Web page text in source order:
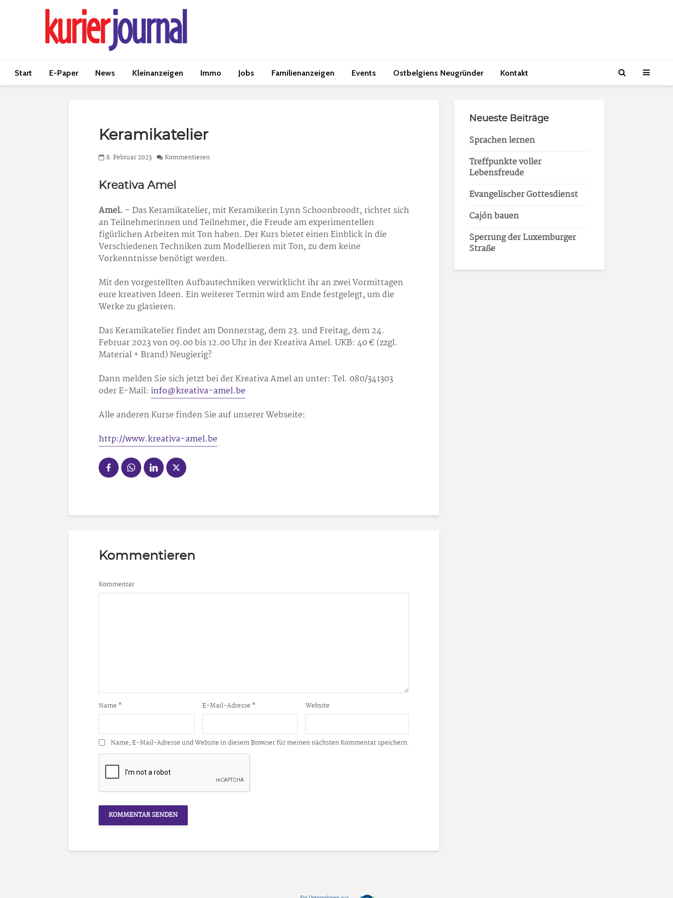
Start E-Paper News Kleinanzeigen Immo Jobs Familienanzeigen Events Ostbelgiens Neugründer Kontakt
Keramikatelier
8. Februar 2023 Kommentieren
Kreativa Amel
Amel. – Das Keramikatelier, mit Keramikerin Lynn Schoonbroodt, richtet sich
an Teilnehmerinnen und Teilnehmer, die Freude am experimentellen
figürlichen Arbeiten mit Ton haben. Der Kurs bietet einen Einblick in die
Verschiedenen Techniken zum Modellieren mit Ton, zu dem keine
Vorkenntnisse benötigt werden.
Mit den vorgestellten Aufbautechniken verwirklicht ihr an zwei Vormittagen
eure kreativen Ideen. Ein weiterer Termin wird am Ende festgelegt, um die
Werke zu glasieren.
Das Keramikatelier findet am Donnerstag, dem 23. und Freitag, dem 24.
Februar 2023 von 09.00 bis 12.00 Uhr in der Kreativa Amel. UKB: 40 € (zzgl.
Material + Brand) Neugierig?
Dann melden Sie sich jetzt bei der Kreativa Amel an unter: Tel. 080/341303
oder E-Mail: info@kreativa-amel.be
Alle anderen Kurse finden Sie auf unserer Webseite:
http://www.kreativa-amel.be
Kommentieren
Kommentar
Name * E-Mail-Adresse * Website
Name, E-Mail-Adresse und Website in diesem Browser für meinen nächsten Kommentar speichern.
Neueste Beiträge
Sprachen lernen
Treffpunkte voller
Lebensfreude
Evangelischer Gottesdienst
Cajón bauen
Sperrung der Luxemburger
Straße